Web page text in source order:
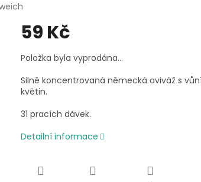
59 Kč
Měrná
cena:
Položka byla vyprodána…
Silně koncentrovaná německá aviváž s
květin.
31 pracích dávek.
Detailní informace